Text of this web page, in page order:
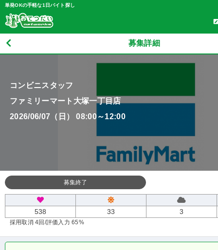
単発OKの手軽な1日バイト探し
募集詳細
コンビニスタッフ
ファミリーマート大塚一丁目店
2026/06/07（日） 08:00～12:00
募集終了
538 33 3
採用取消 4回 /評価入力 65%